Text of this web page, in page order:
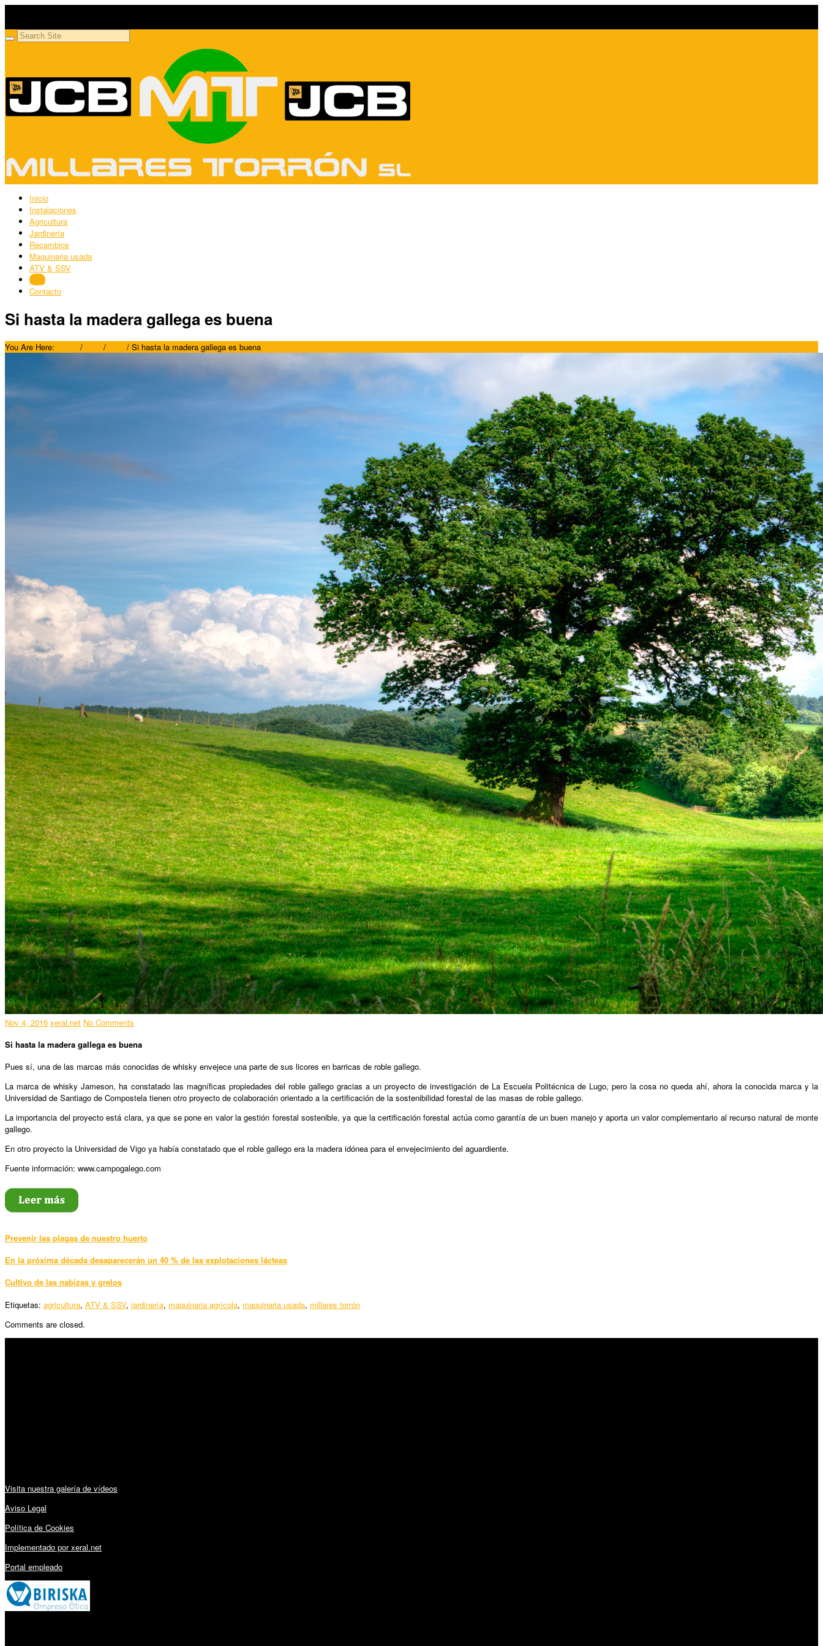
Inicio
Instalaciones
Agricultura
Jardinería
Recambios
Maquinaria usada
ATV & SSV
Blog
Contacto
Si hasta la madera gallega es buena
You Are Here: / / / Si hasta la madera gallega es buena
Nov 4, 2016 xeral.net No Comments
Si hasta la madera gallega es buena
Pues sí, una de las marcas más conocidas de whisky envejece una parte de sus licores en barricas de roble gallego.
La marca de whisky Jameson, ha constatado las magníficas propiedades del roble gallego gracias a un proyecto de investigación de La Escuela Politécnica de Lugo, pero la cosa no queda ahí, ahora la conocida marca y la
Universidad de Santiago de Compostela tienen otro proyecto de colaboración orientado a la certificación de la sostenibilidad forestal de las masas de roble gallego.
La importancia del proyecto está clara, ya que se pone en valor la gestión forestal sostenible, ya que la certificación forestal actúa como garantía de un buen manejo y aporta un valor complementario al recurso natural de monte
gallego.
En otro proyecto la Universidad de Vigo ya había constatado que el roble gallego era la madera idónea para el envejecimiento del aguardiente.
Fuente información: www.campogalego.com
Prevenir las plagas de nuestro huerto
En la próxima década desaparecerán un 40 % de las explotaciones lácteas
Cultivo de las nabizas y grelos
Etiquetas: agricultura, ATV & SSV, jardinería, maquinaria agrícola, maquinaria usada, millares torrón
Comments are closed.
Visita nuestra galería de vídeos
Aviso Legal
Política de Cookies
Implementado por xeral.net
Portal empleado